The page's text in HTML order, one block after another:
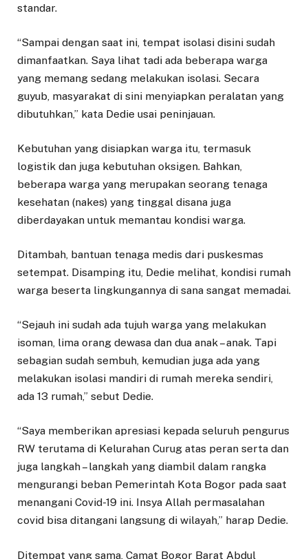
standar.
“Sampai dengan saat ini, tempat isolasi disini sudah
dimanfaatkan. Saya lihat tadi ada beberapa warga
yang memang sedang melakukan isolasi. Secara
guyub, masyarakat di sini menyiapkan peralatan yang
dibutuhkan,” kata Dedie usai peninjauan.
Kebutuhan yang disiapkan warga itu, termasuk
logistik dan juga kebutuhan oksigen. Bahkan,
beberapa warga yang merupakan seorang tenaga
kesehatan (nakes) yang tinggal disana juga
diberdayakan untuk memantau kondisi warga.
Ditambah, bantuan tenaga medis dari puskesmas
setempat. Disamping itu, Dedie melihat, kondisi rumah
warga beserta lingkungannya di sana sangat memadai.
“Sejauh ini sudah ada tujuh warga yang melakukan
isoman, lima orang dewasa dan dua anak – anak. Tapi
sebagian sudah sembuh, kemudian juga ada yang
melakukan isolasi mandiri di rumah mereka sendiri,
ada 13 rumah,” sebut Dedie.
“Saya memberikan apresiasi kepada seluruh pengurus
RW terutama di Kelurahan Curug atas peran serta dan
juga langkah – langkah yang diambil dalam rangka
mengurangi beban Pemerintah Kota Bogor pada saat
menangani Covid-19 ini. Insya Allah permasalahan
covid bisa ditangani langsung di wilayah,” harap Dedie.
Ditempat yang sama, Camat Bogor Barat Abdul